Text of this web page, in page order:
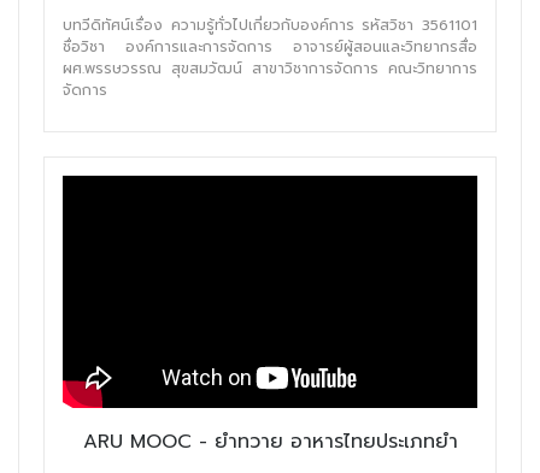
บทวีดิทัศน์เรื่อง ความรู้ทั่วไปเกี่ยวกับองค์การ รหัสวิชา 3561101
ชื่อวิชา องค์การและการจัดการ อาจารย์ผู้สอนและวิทยากรสื่อ
ผศ.พรรษวรรณ สุขสมวัฒน์ สาขาวิชาการจัดการ คณะวิทยาการ
จัดการ
ARU MOOC - ยำทวาย อาหารไทยประเภทยำ